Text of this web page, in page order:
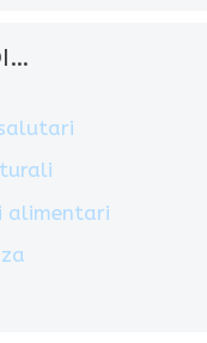
alimentari